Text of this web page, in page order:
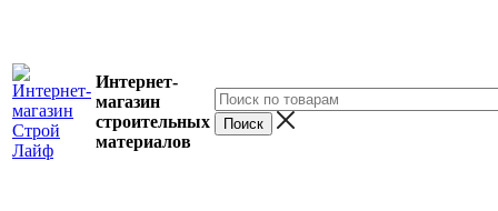
Интернет-
магазин
строительных
материалов